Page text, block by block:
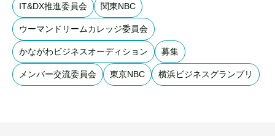
IT&DX推進委員会 関東NBC
ウーマンドリームカレッジ委員会
かながわビジネスオーディション 募集
メンバー交流委員会 東京NBC 横浜ビジネスグランプリ